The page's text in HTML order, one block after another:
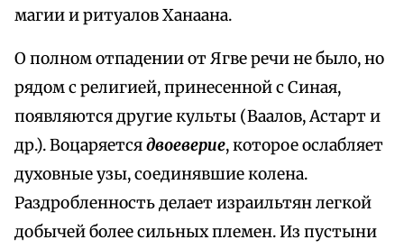
магии и ритуалов Ханаана.
О полном отпадении от Ягве речи не было, но
рядом с религией, принесенной с Синая,
появляются другие культы (Ваалов, Астарт и
др.). Воцаряетсядвоеверие, которое ослабляет
духовные узы, соединявшие колена.
Раздробленность делает израильтян легкой
добычей более сильных племен. Из пустыни